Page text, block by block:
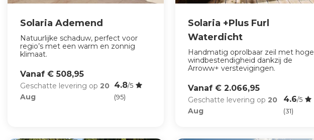
Solaria Ademend
Natuurlijke schaduw, perfect voor
regio’s met een warm en zonnig
klimaat.
Vanaf € 508,95
Geschatte levering op 20
Aug
4.8/5
(95)
Solaria +Plus Furl
Waterdicht
Handmatig oprolbaar zeil met hoge
windbestendigheid dankzij de
Arroww+ verstevigingen.
Vanaf € 2.066,95
Geschatte levering op20
Aug
4.6/5
(31)